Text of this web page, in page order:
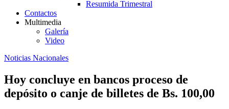
Resumida Trimestral
Contactos
Multimedia
Galería
Video
Noticias Nacionales
Hoy concluye en bancos proceso de
depósito o canje de billetes de Bs. 100,00